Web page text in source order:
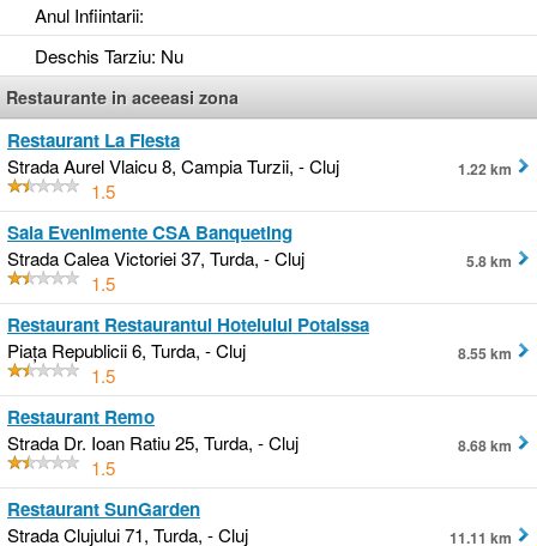
Anul Infiintarii:
Deschis Tarziu: Nu
Restaurante in aceeasi zona
Restaurant La Fiesta
Strada Aurel Vlaicu 8, Campia Turzii, - Cluj
1.5
1.22 km
Sala Evenimente CSA Banqueting
Strada Calea Victoriei 37, Turda, - Cluj
1.5
5.8 km
Restaurant Restaurantul Hotelului Potaissa
Piața Republicii 6, Turda, - Cluj
1.5
8.55 km
Restaurant Remo
Strada Dr. Ioan Ratiu 25, Turda, - Cluj
1.5
8.68 km
Restaurant SunGarden
Strada Clujului 71, Turda, - Cluj 11.11 km